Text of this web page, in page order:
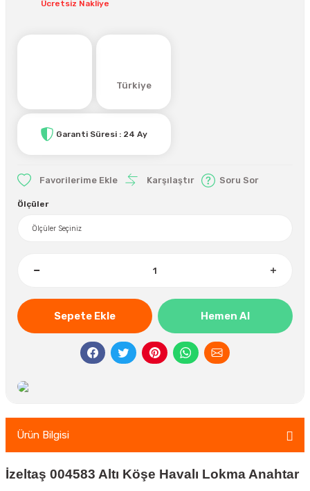
Ücretsiz Nakliye
Türkiye
Garanti Süresi : 24 Ay
Karşılaştır Soru Sor
Ölçüler
Sepete Ekle Hemen Al
Ürün Bilgisi
İzeltaş 004583 Altı Köşe Havalı Lokma Anahtar